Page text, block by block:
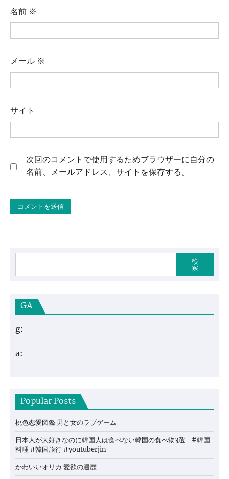
名前 ※
メール ※
サイト
次回のコメントで使用するためブラウザーに自分の
名前、メールアドレス、サイトを保存する。
検
索
GA
g:
a:
Popular Posts
桃色恋愛図鑑 男と女のラブゲーム
日本人が大好きなのに韓国人は食べない韓国の食べ物3選 #韓国
料理 #韓国旅行 #youtuberjin
かわいいオリカ 愛欲の遍歴